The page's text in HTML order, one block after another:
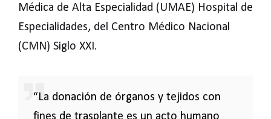
Médica de Alta Especialidad (UMAE) Hospital de
Especialidades, del Centro Médico Nacional
(CMN) Siglo XXI.
“La donación de órganos y tejidos con
fines de trasplante es un acto humano